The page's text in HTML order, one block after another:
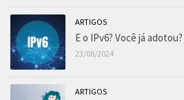
ARTIGOS
E o IPv6? Você já adotou?
23/08/2024
ARTIGOS